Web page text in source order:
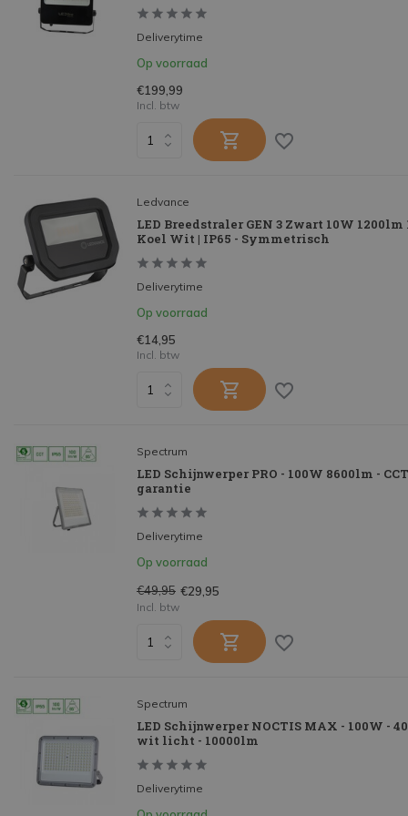
Deliverytime
Op voorraad
€199,99
Incl. btw
Ledvance
LED Breedstraler GEN 3 Zwart 10W 1200lm
Koel Wit | IP65 - Symmetrisch
Deliverytime
Op voorraad
€14,95
Incl. btw
Spectrum
LED Schijnwerper PRO - 100W 8600lm -
garantie
Deliverytime
Op voorraad
€49,95 €29,95
Incl. btw
Spectrum
LED Schijnwerper NOCTIS MAX - 100W -
wit licht - 10000lm
Deliverytime